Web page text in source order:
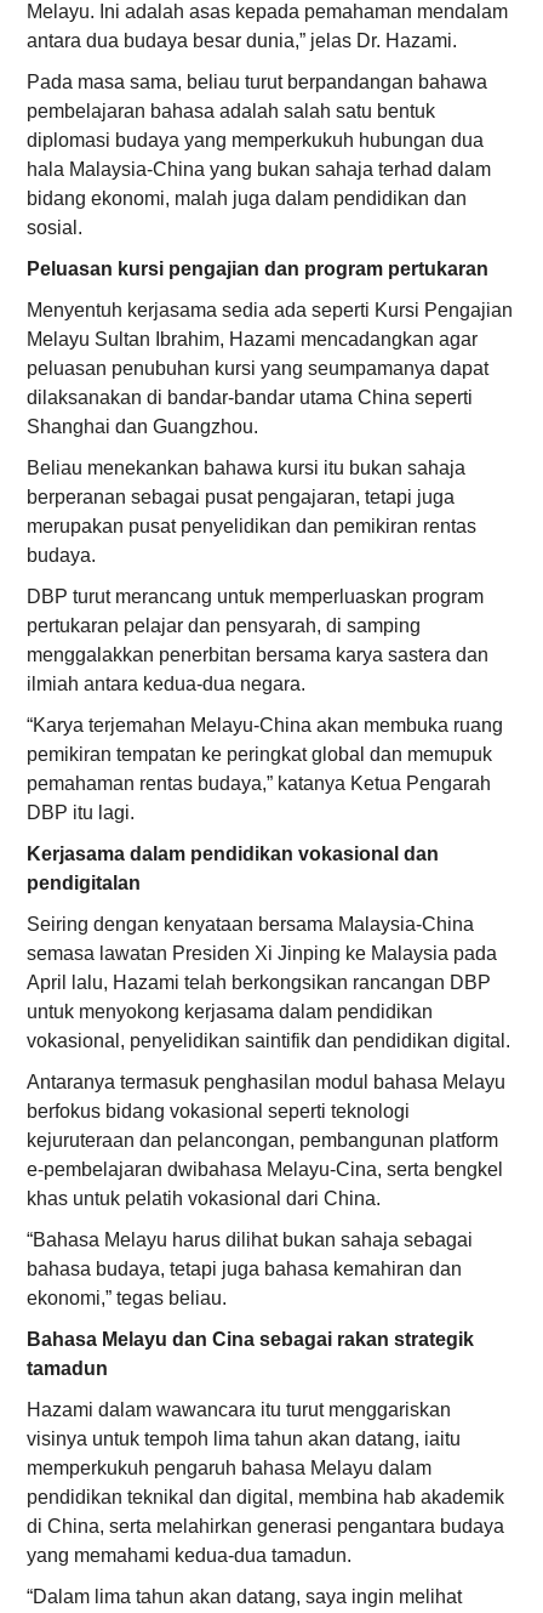
Melayu. Ini adalah asas kepada pemahaman mendalam
antara dua budaya besar dunia,” jelas Dr. Hazami.
Pada masa sama, beliau turut berpandangan bahawa
pembelajaran bahasa adalah salah satu bentuk
diplomasi budaya yang memperkukuh hubungan dua
hala Malaysia-China yang bukan sahaja terhad dalam
bidang ekonomi, malah juga dalam pendidikan dan
sosial.
Peluasan kursi pengajian dan program pertukaran
Menyentuh kerjasama sedia ada seperti Kursi Pengajian
Melayu Sultan Ibrahim, Hazami mencadangkan agar
peluasan penubuhan kursi yang seumpamanya dapat
dilaksanakan di bandar-bandar utama China seperti
Shanghai dan Guangzhou.
Beliau menekankan bahawa kursi itu bukan sahaja
berperanan sebagai pusat pengajaran, tetapi juga
merupakan pusat penyelidikan dan pemikiran rentas
budaya.
DBP turut merancang untuk memperluaskan program
pertukaran pelajar dan pensyarah, di samping
menggalakkan penerbitan bersama karya sastera dan
ilmiah antara kedua-dua negara.
“Karya terjemahan Melayu-China akan membuka ruang
pemikiran tempatan ke peringkat global dan memupuk
pemahaman rentas budaya,” katanya Ketua Pengarah
DBP itu lagi.
Kerjasama dalam pendidikan vokasional dan
pendigitalan
Seiring dengan kenyataan bersama Malaysia-China
semasa lawatan Presiden Xi Jinping ke Malaysia pada
April lalu, Hazami telah berkongsikan rancangan DBP
untuk menyokong kerjasama dalam pendidikan
vokasional, penyelidikan saintifik dan pendidikan digital.
Antaranya termasuk penghasilan modul bahasa Melayu
berfokus bidang vokasional seperti teknologi
kejuruteraan dan pelancongan, pembangunan platform
e-pembelajaran dwibahasa Melayu-Cina, serta bengkel
khas untuk pelatih vokasional dari China.
“Bahasa Melayu harus dilihat bukan sahaja sebagai
bahasa budaya, tetapi juga bahasa kemahiran dan
ekonomi,” tegas beliau.
Bahasa Melayu dan Cina sebagai rakan strategik
tamadun
Hazami dalam wawancara itu turut menggariskan
visinya untuk tempoh lima tahun akan datang, iaitu
memperkukuh pengaruh bahasa Melayu dalam
pendidikan teknikal dan digital, membina hab akademik
di China, serta melahirkan generasi pengantara budaya
yang memahami kedua-dua tamadun.
“Dalam lima tahun akan datang, saya ingin melihat